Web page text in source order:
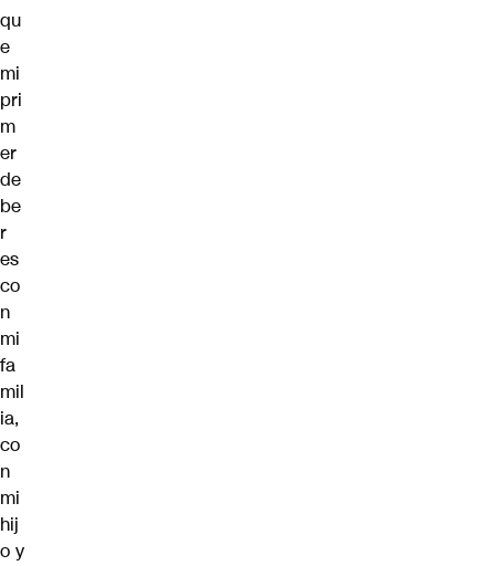
qu
e
mi
pri
m
er
de
be
r
es
co
n
mi
fa
mil
ia,
co
n
mi
hij
o y